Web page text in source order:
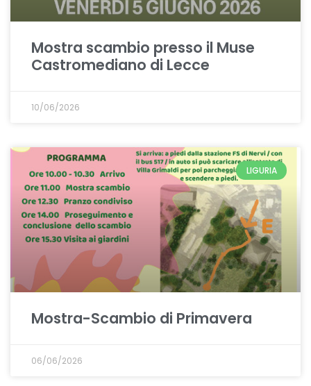
Mostra scambio presso il Muse
Castromediano di Lecce
10/06/2026
LIGURIA
Mostra-Scambio di Primavera
06/06/2026